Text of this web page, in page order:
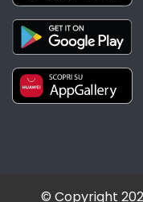
© Copyright